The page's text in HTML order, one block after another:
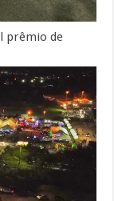
prêmio de